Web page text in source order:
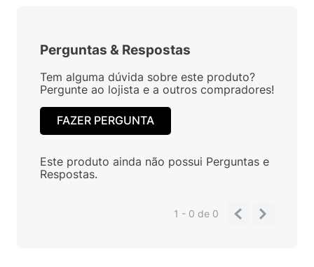
Perguntas & Respostas
Tem alguma dúvida sobre este produto?
Pergunte ao lojista e a outros compradores!
FAZER PERGUNTA
Este produto ainda não possui Perguntas e
Respostas.
1 - 0de 0